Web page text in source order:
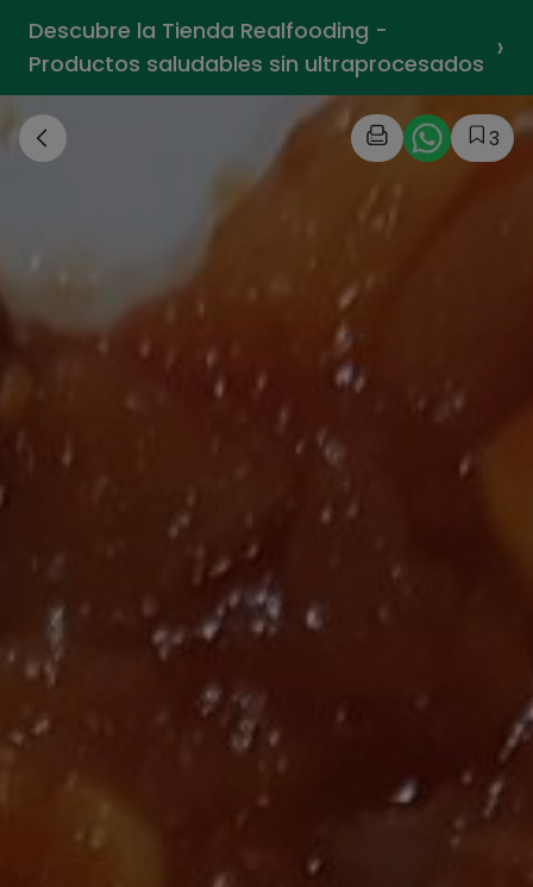
Descubre la Tienda Realfooding -
Productos saludables sin ultraprocesados ›
3